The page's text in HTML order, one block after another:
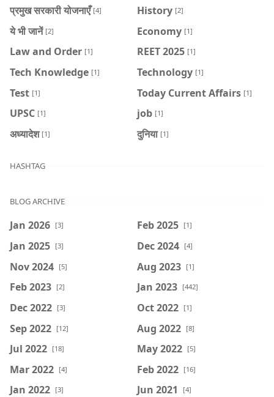
प्रमुख सरकारी योजनाएँ [4] History [2]
ये भी जानें [2] Economy [1]
Law and Order [1] REET 2025 [1]
Tech Knowledge [1] Technology [1]
Test [1] Today Current Affairs [1]
UPSC [1] job [1]
अध्यादेश [1] दुनिया [1]
HASHTAG
BLOG ARCHIVE
Jan 2026 [3] Feb 2025 [1]
Jan 2025 [3] Dec 2024 [4]
Nov 2024 [5] Aug 2023 [1]
Feb 2023 [2] Jan 2023 [442]
Dec 2022 [3] Oct 2022 [1]
Sep 2022 [12] Aug 2022 [8]
Jul 2022 [18] May 2022 [5]
Mar 2022 [4] Feb 2022 [16]
Jan 2022 [3] Jun 2021 [4]